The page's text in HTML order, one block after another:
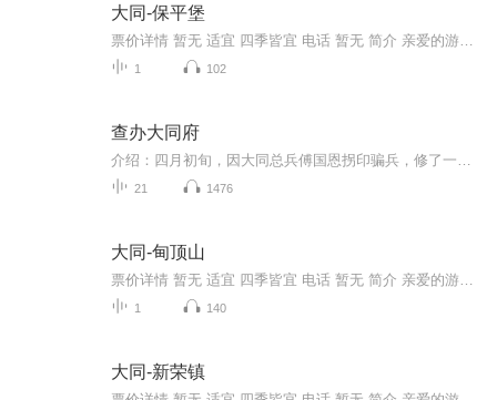
大同-保平堡
1 102
查办大同府
21 1476
大同-甸顶山
1 140
大同-新荣镇